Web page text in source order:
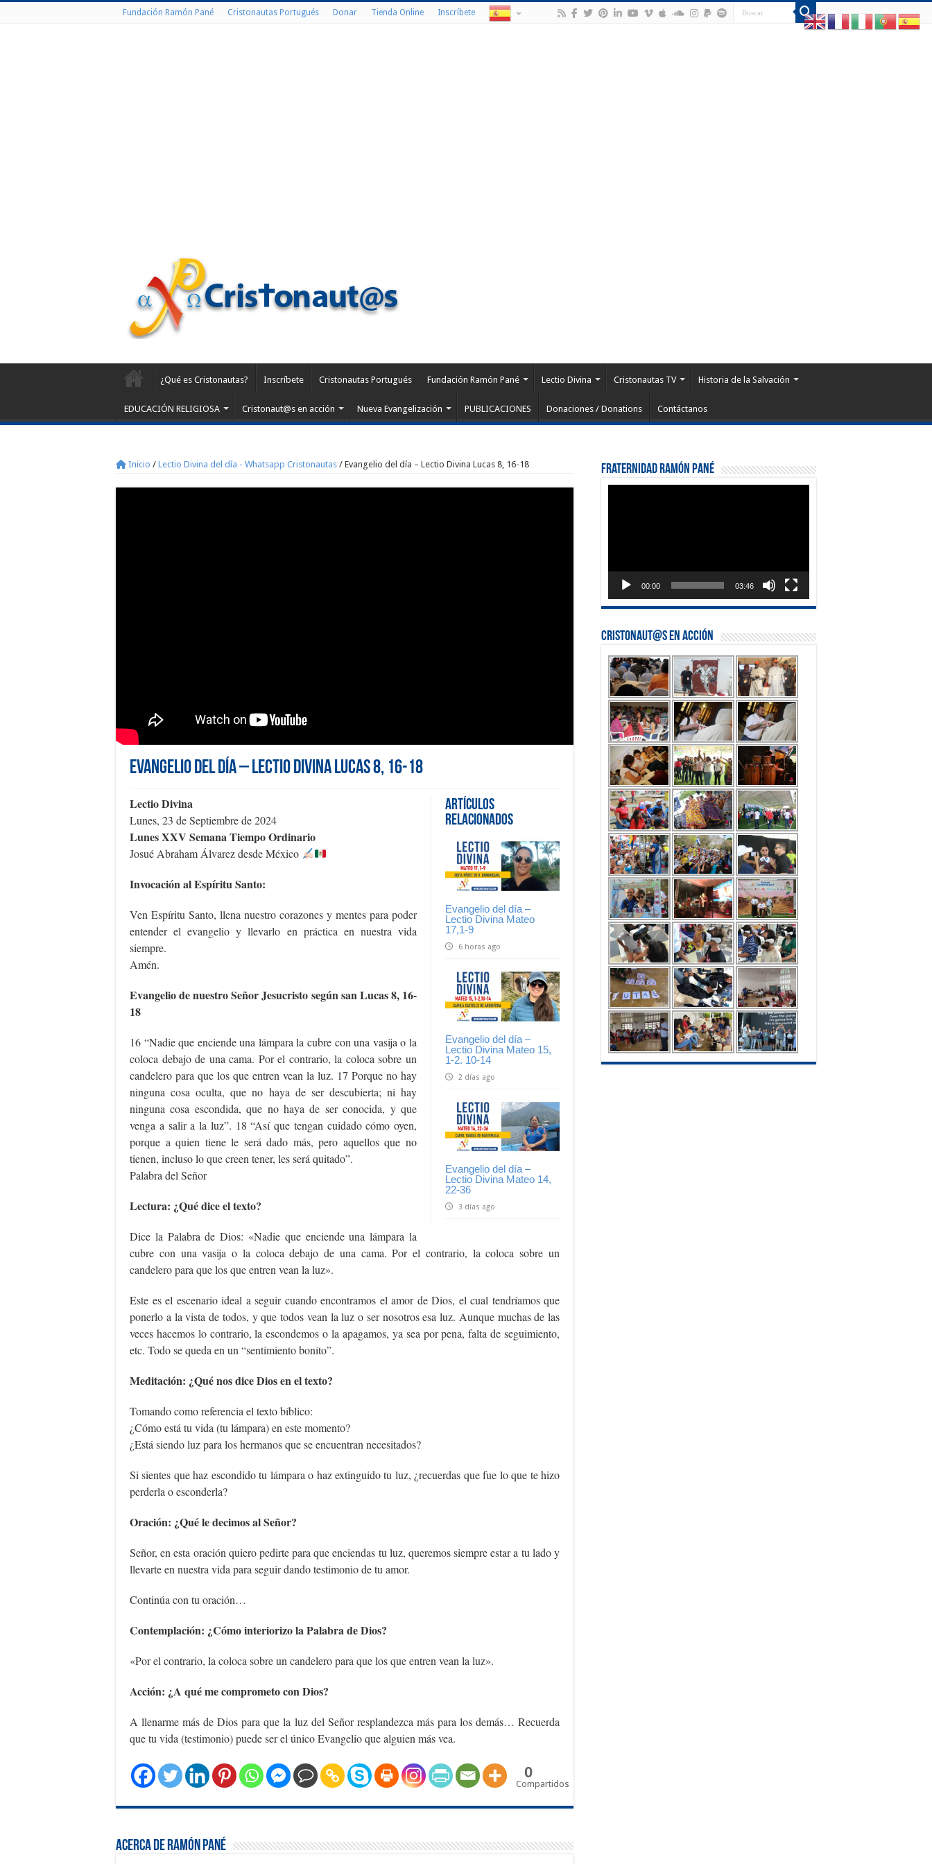
Fundación Ramón Pané Cristonautas Portugués Donar Tienda Online Inscríbete
¿Qué es Cristonautas? Inscríbete Cristonautas Portugués Fundación Ramón Pané Lectio Divina Cristonautas TV Historia de la Salvación
EDUCACIÓN RELIGIOSA Cristonaut@s en acción Nueva Evangelización PUBLICACIONES Donaciones / Donations Contáctanos
Inicio / Lectio Divina del día - Whatsapp Cristonautas / Evangelio del día – Lectio Divina Lucas 8, 16-18
Evangelio del día – Lectio Divina Lucas 8, 16-18
Artículos
Relacionados
Evangelio del día –
Lectio Divina Mateo
17,1-9
6 horas ago
Evangelio del día –
Lectio Divina Mateo 15,
1-2. 10-14
2 días ago
Evangelio del día –
Lectio Divina Mateo 14,
22-36
3 días ago
Lectio Divina
Lunes, 23 de Septiembre de 2024
Lunes XXV Semana Tiempo Ordinario
Josué Abraham Álvarez desde México
Invocación al Espíritu Santo:
Ven Espíritu Santo, llena nuestro corazones y mentes para poder
entender el evangelio y llevarlo en práctica en nuestra vida
siempre.
Amén.
Evangelio de nuestro Señor Jesucristo según san Lucas 8, 16-
18
16 “Nadie que enciende una lámpara la cubre con una vasija o la
coloca debajo de una cama. Por el contrario, la coloca sobre un
candelero para que los que entren vean la luz. 17 Porque no hay
ninguna cosa oculta, que no haya de ser descubierta; ni hay
ninguna cosa escondida, que no haya de ser conocida, y que
venga a salir a la luz”. 18 “Así que tengan cuidado cómo oyen,
porque a quien tiene le será dado más, pero aquellos que no
tienen, incluso lo que creen tener, les será quitado”.
Palabra del Señor
Lectura: ¿Qué dice el texto?
Dice la Palabra de Dios: «Nadie que enciende una lámpara la
cubre con una vasija o la coloca debajo de una cama. Por el contrario, la coloca sobre un
candelero para que los que entren vean la luz».
Este es el escenario ideal a seguir cuando encontramos el amor de Dios, el cual tendríamos que
ponerlo a la vista de todos, y que todos vean la luz o ser nosotros esa luz. Aunque muchas de las
veces hacemos lo contrario, la escondemos o la apagamos, ya sea por pena, falta de seguimiento,
etc. Todo se queda en un “sentimiento bonito”.
Meditación: ¿Qué nos dice Dios en el texto?
Tomando como referencia el texto bíblico:
¿Cómo está tu vida (tu lámpara) en este momento?
¿Está siendo luz para los hermanos que se encuentran necesitados?
Si sientes que haz escondido tu lámpara o haz extinguido tu luz, ¿recuerdas que fue lo que te hizo
perderla o esconderla?
Oración: ¿Qué le decimos al Señor?
Señor, en esta oración quiero pedirte para que enciendas tu luz, queremos siempre estar a tu lado y
llevarte en nuestra vida para seguir dando testimonio de tu amor.
Continúa con tu oración…
Contemplación: ¿Cómo interiorizo la Palabra de Dios?
«Por el contrario, la coloca sobre un candelero para que los que entren vean la luz».
Acción: ¿A qué me comprometo con Dios?
A llenarme más de Dios para que la luz del Señor resplandezca más para los demás… Recuerda
que tu vida (testimonio) puede ser el único Evangelio que alguien más vea.
0
Compartidos
Acerca de Ramón Pané
Fraternidad Ramón Pané
00:00 03:46
Cristonaut@s en Acción